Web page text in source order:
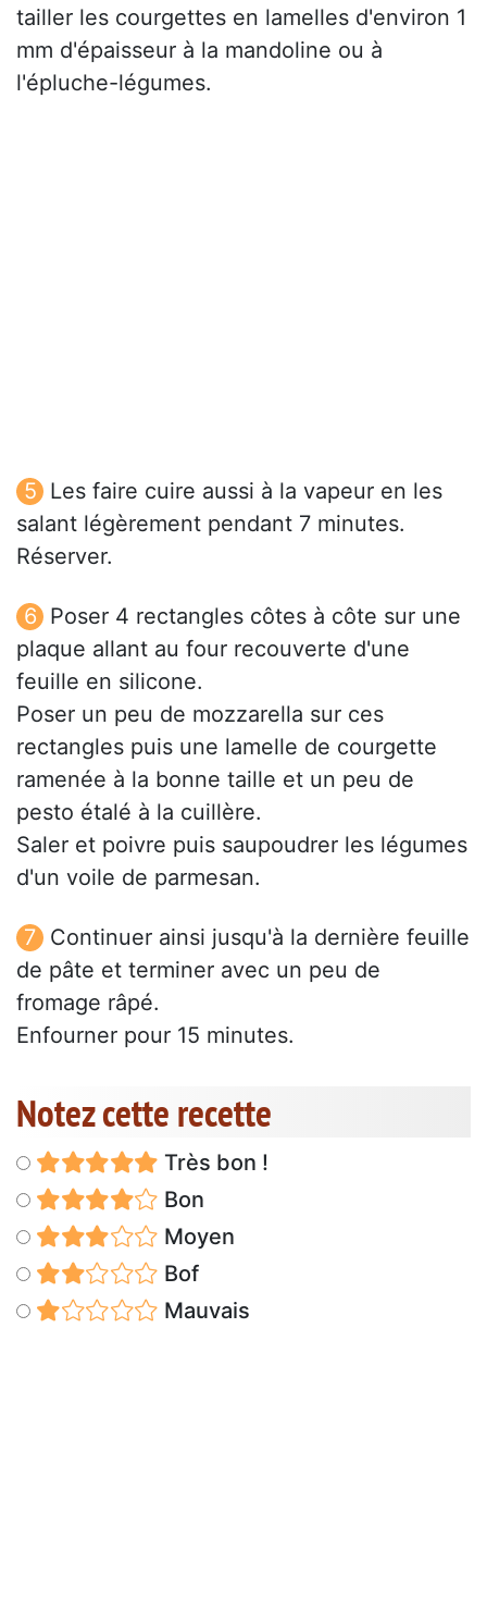
tailler les courgettes en lamelles d'environ 1
mm d'épaisseur à la mandoline ou à
l'épluche-légumes.
Les faire cuire aussi à la vapeur en les
salant légèrement pendant 7 minutes.
Réserver.
Poser 4 rectangles côtes à côte sur une
plaque allant au four recouverte d'une
feuille en silicone.
Poser un peu de mozzarella sur ces
rectangles puis une lamelle de courgette
ramenée à la bonne taille et un peu de
pesto étalé à la cuillère.
Saler et poivre puis saupoudrer les légumes
d'un voile de parmesan.
Continuer ainsi jusqu'à la dernière feuille
de pâte et terminer avec un peu de
fromage râpé.
Enfourner pour 15 minutes.
Notez cette recette
Très bon !
Bon
Moyen
Bof
Mauvais